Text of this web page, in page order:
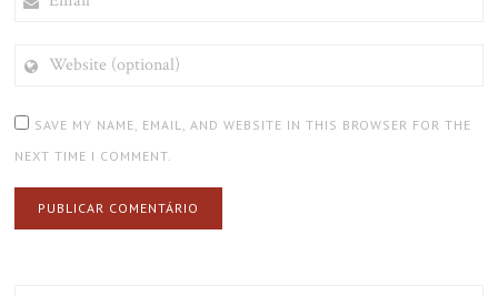
(OPTIONAL)
SAVE MY NAME, EMAIL, AND WEBSITE IN THIS BROWSER FOR THE
NEXT TIME I COMMENT.